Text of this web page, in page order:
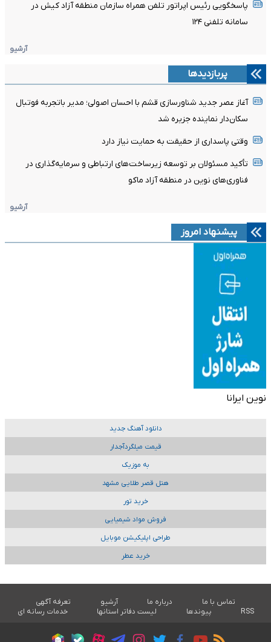
پاسخگویی رئیس اپراتور تلفن همراه سازمان منطقه آزاد کیش در
سامانه تلفنی ۱۲۴
آرشیو
پربازدیدها
آغاز عصر جدید شناورسازی قشم با احسان اصولی؛ مدیر باتجربه فوتبال
سکان‌دار نماینده جزیره شد
وقتی پاسداری از حقیقت به حمایت نیاز دارد
تأکید مسئولان بر توسعه زیرساخت‌های ارتباطی و سرمایه‌گذاری در
فناوری‌های نوین در منطقه آزاد ماکو
آرشیو
پیشنهاد امروز
نوین ایرانا
دانلود آهنگ جدید
قیمت میلگردآجدار
به موزیک
هتل قصر طلایی مشهد
خرید تور
فروش مواد شیمیایی
طراحی اپلیکیشن موبایل
خرید عطر
تماس با ما درباره ما آرشیو
تعرفه آگهی
RSS
پیوندها لیست دفاتر استانها خدمات رسانه ای